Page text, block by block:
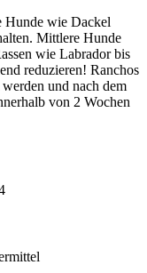
Hunde wie Dackel
Mittlere Hunde
wie Labrador bis
reduzieren! Ranchos
und nach dem
von 2 Wochen